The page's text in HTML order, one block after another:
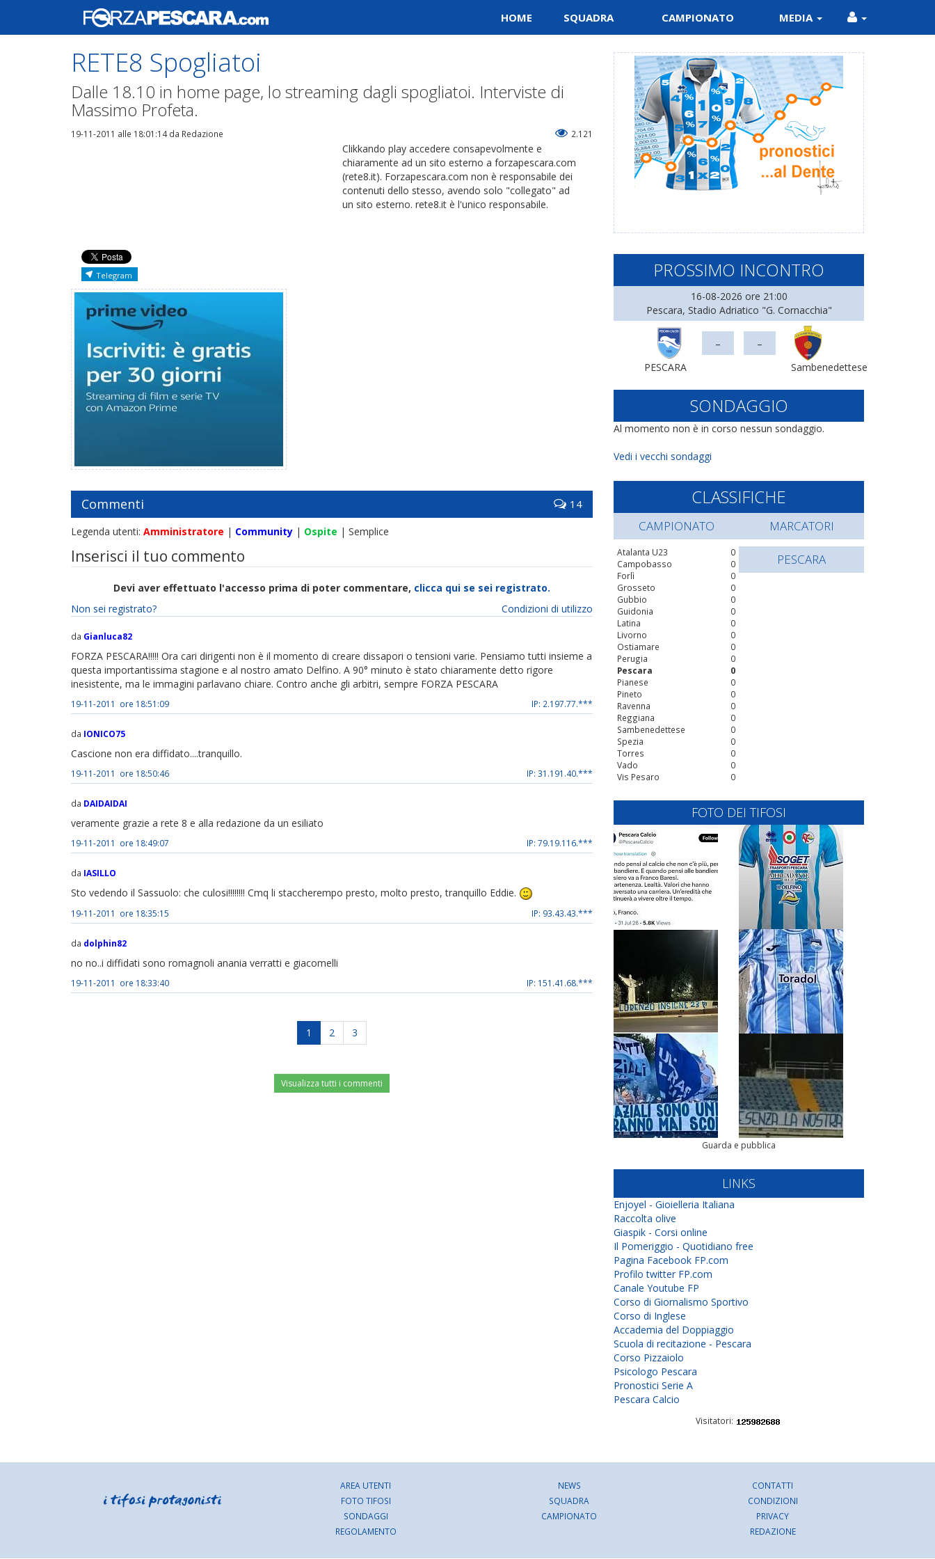
HOME SQUADRA CAMPIONATO MEDIA
RETE8 Spogliatoi
Dalle 18.10 in home page, lo streaming dagli spogliatoi. Interviste di
Massimo Profeta.
19-11-2011 alle 18:01:14da Redazione 2.121
Clikkando play accedere consapevolmente e
chiaramente ad un sito esterno a forzapescara.com
(rete8.it). Forzapescara.com non è responsabile dei
contenuti dello stesso, avendo solo "collegato" ad
un sito esterno. rete8.it è l'unico responsabile.
Telegram
Commenti 14
Legenda utenti: Amministratore | Community | Ospite | Semplice
Inserisci il tuo commento
Devi aver effettuato l'accesso prima di poter commentare, clicca qui se sei registrato.
Condizioni di utilizzo
Non sei registrato?
da Gianluca82
FORZA PESCARA!!!!! Ora cari dirigenti non è il momento di creare dissapori o tensioni varie. Pensiamo tutti insieme a
questa importantissima stagione e al nostro amato Delfino. A 90° minuto è stato chiaramente detto rigore
inesistente, ma le immagini parlavano chiare. Contro anche gli arbitri, sempre FORZA PESCARA
19-11-2011 ore 18:51:09 IP: 2.197.77.***
da IONICO75
Cascione non era diffidato....tranquillo.
19-11-2011 ore 18:50:46 IP: 31.191.40.***
da DAIDAIDAI
veramente grazie a rete 8 e alla redazione da un esiliato
19-11-2011 ore 18:49:07 IP: 79.19.116.***
da IASILLO
Sto vedendo il Sassuolo: che culosi!!!!!!!! Cmq li staccherempo presto, molto presto, tranquillo Eddie.
19-11-2011 ore 18:35:15 IP: 93.43.43.***
da dolphin82
no no..i diffidati sono romagnoli anania verratti e giacomelli
19-11-2011 ore 18:33:40 IP: 151.41.68.***
1 2 3
Visualizza tutti i commenti
PROSSIMO INCONTRO
16-08-2026 ore 21:00
Pescara, Stadio Adriatico "G. Cornacchia"
PESCARA
- -
Sambenedettese
SONDAGGIO
Al momento non è in corso nessun sondaggio.
Vedi i vecchi sondaggi
CLASSIFICHE
CAMPIONATO
0
Atalanta U23
0
Campobasso
0
Forlì
0
Grosseto
0
Gubbio
0
Guidonia
0
Latina
0
Livorno
0
Ostiamare
0
Perugia
0
Pescara
0
Pianese
0
Pineto
0
Ravenna
0
Reggiana
0
Sambenedettese
0
Spezia
0
Torres
0
Vado
0
Vis Pesaro
MARCATORI
PESCARA
FOTO DEI TIFOSI
Guarda e pubblica
LINKS
Enjoyel - Gioielleria Italiana
Raccolta olive
Giaspik - Corsi online
Il Pomeriggio - Quotidiano free
Pagina Facebook FP.com
Profilo twitter FP.com
Canale Youtube FP
Corso di Giornalismo Sportivo
Corso di Inglese
Accademia del Doppiaggio
Scuola di recitazione - Pescara
Corso Pizzaiolo
Psicologo Pescara
Pronostici Serie A
Pescara Calcio
Visitatori:
AREA UTENTI
FOTO TIFOSI
SONDAGGI
REGOLAMENTO
NEWS
SQUADRA
CAMPIONATO
CONTATTI
CONDIZIONI
PRIVACY
REDAZIONE